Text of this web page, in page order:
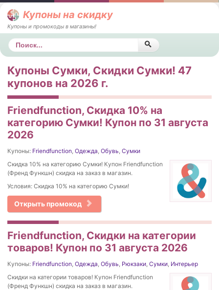
Купоны на скидку
Купоны и промокоды в магазины!
Поиск
Купоны Сумки, Скидки Сумки! 47
купонов на 2026 г.
Friendfunction, Скидка 10% на
категорию Сумки! Купон по 31 августа
2026
Купоны: Friendfunction, Одежда, Обувь, Сумки
Скидка 10% на категорию Сумки! Купон Friendfunction
(Френд Функшн) скидка на заказ в магазин.
Условия: Скидка 10% на категорию Сумки!
Открыть промокод
Friendfunction, Скидки на категории
товаров! Купон по 31 августа 2026
Купоны: Friendfunction, Одежда, Обувь, Рюкзаки, Сумки, Интерьер
Скидки на категории товаров! Купон Friendfunction
(Френд Функшн) скидка на заказ в магазин.